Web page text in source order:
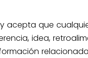
acepta que
idea,